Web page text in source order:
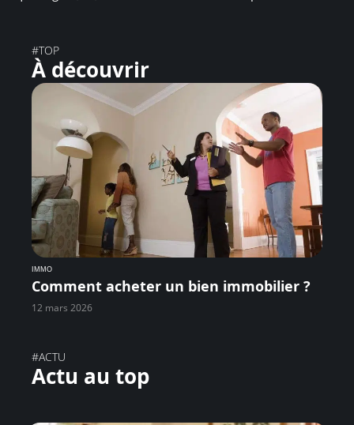
#TOP
À découvrir
IMMO
Comment acheter un bien immobilier ?
12 mars 2026
#ACTU
Actu au top